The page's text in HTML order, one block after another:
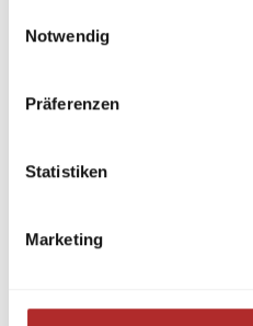
Notwendig
Präferenzen
Statistiken
Marketing